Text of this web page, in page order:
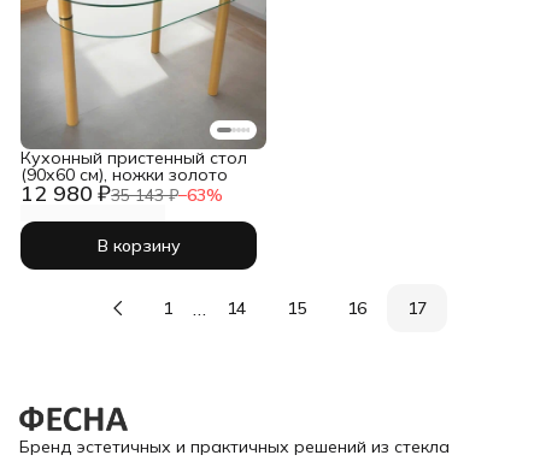
12 980 ₽35 143 ₽−63%
Кухонный пристенный стол
(90х60 см), ножки золото
В корзину
1 … 14 15 16 17
Бренд эстетичных и практичных решений из стекла